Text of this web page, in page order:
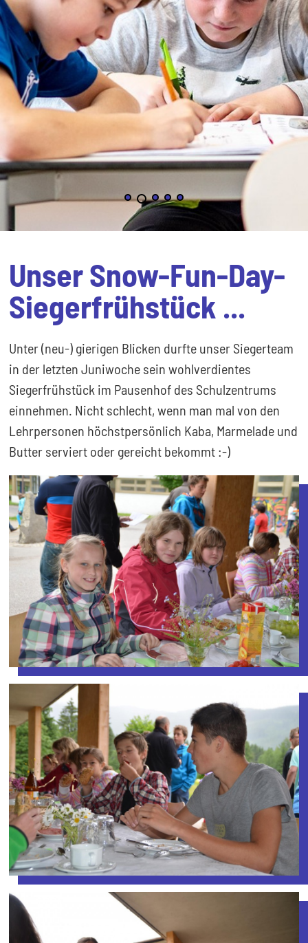
Unser Snow-Fun-Day-
Siegerfrühstück ...
Unter (neu-) gierigen Blicken durfte unser Siegerteam
in der letzten Juniwoche sein wohlverdientes
Siegerfrühstück im Pausenhof des Schulzentrums
einnehmen. Nicht schlecht, wenn man mal von den
Lehrpersonen höchstpersönlich Kaba, Marmelade und
Butter serviert oder gereicht bekommt :-)